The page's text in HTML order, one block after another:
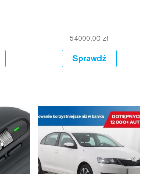
54000,00zł
Sprawdź